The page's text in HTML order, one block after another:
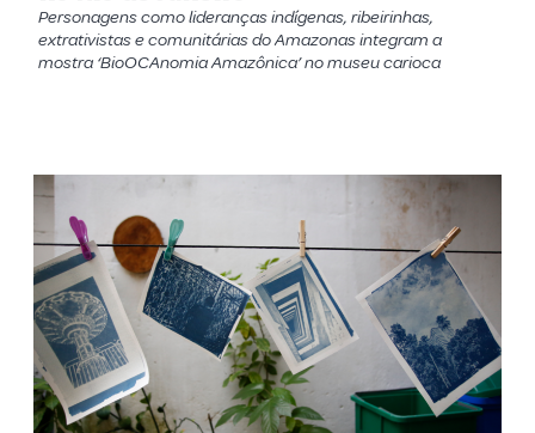
Personagens como lideranças indígenas, ribeirinhas,
extrativistas e comunitárias do Amazonas integram a
mostra ‘BioOCAnomia Amazônica’ no museu carioca